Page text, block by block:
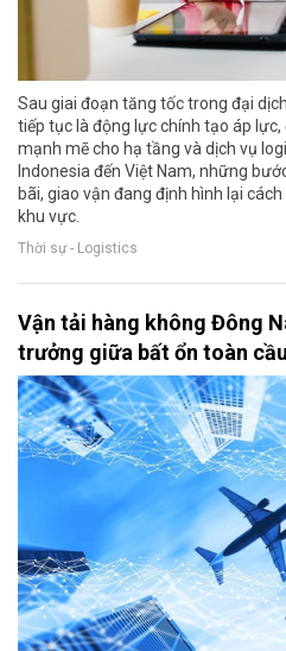
Sau giai đoạn tăng tốc trong đại
tiếp tục là động lực chính tạo áp
mạnh mẽ cho hạ tầng và dịch vụ
Indonesia đến Việt Nam, những
bãi, giao vận đang định hình lại
khu vực.
Thời sự - Logistics
Vận tải hàng không Đông
trưởng giữa bất ổn toàn cầu